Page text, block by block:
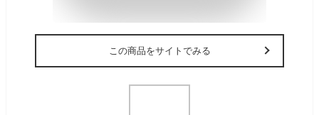
この商品をサイトでみる